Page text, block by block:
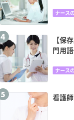
ナース
【保
門用
ナース
看護